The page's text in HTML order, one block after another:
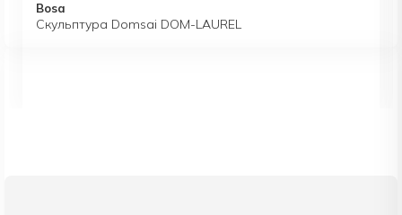
Bosa
Скульптура Domsai DOM-LAUREL